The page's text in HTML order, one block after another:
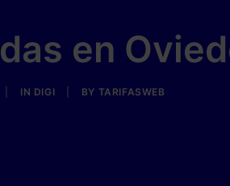
en
IN DIGI BY TARIFASWEB